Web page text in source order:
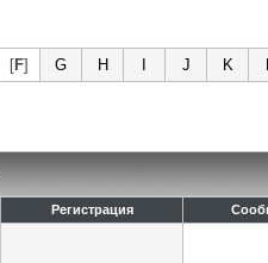
[F] G H J K
Регистрация